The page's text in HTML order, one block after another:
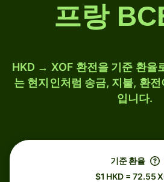
프랑
HKD → XOF 환전을 기준 환율
는 현지인처럼 송금, 지불, 환
입니다.
기준 환율
$1 HKD = 72.55